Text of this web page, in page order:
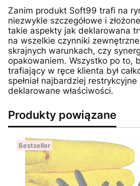
Zanim produkt Soft99 trafi na
niezwykle szczegółowe i
takie aspekty jak deklarowana
na wszelkie czynniki
skrajnych warunkach, czy
opakowaniem. Wszystko po to,
trafiający w ręce klienta był
spełniał najbardziej restrykcyjne
deklarowane właściwości.
Produkty powiązane
Bestseller